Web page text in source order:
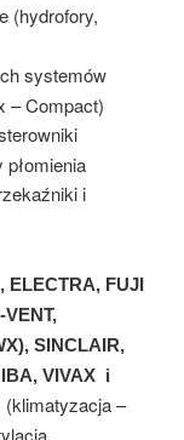
(hydrofory,
systemów
– Compact)
i
ELECTRA, FUJI
SINCLAIR,
VIVAX i
(klimatyzacja –